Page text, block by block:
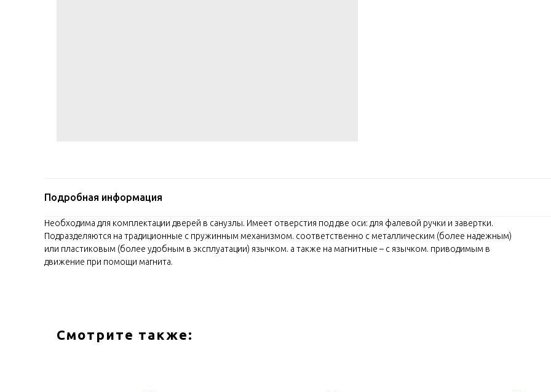
Подробная информация
Необходима для комплектации дверей в санузлы. Имеет отверстия под две оси: для фалевой ручки и завертки.
Подразделяются на традиционные с пружинным механизмом. соответственно с металлическим (более надежным)
или пластиковым (более удобным в эксплуатации) язычком. а также на магнитные – с язычком. приводимым в
движение при помощи магнита.
Смотрите также: